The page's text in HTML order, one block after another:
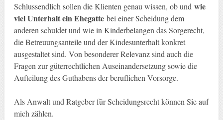
Schlussendlich sollen die Klienten genau wissen, ob und wie
viel Unterhalt ein Ehegattebei einer Scheidung dem
anderen schuldet und wie in Kinderbelangen das Sorgerecht,
die Betreuungsanteile und der Kindesunterhalt konkret
ausgestaltet sind. Von besonderer Relevanz sind auch die
Fragen zur güterrechtlichen Auseinandersetzung sowie die
Aufteilung des Guthabens der beruflichen Vorsorge.
Als Anwalt und Ratgeber für Scheidungsrecht können Sie auf
mich zählen.